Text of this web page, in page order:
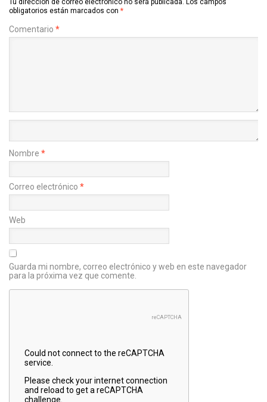
Tu dirección de correo electrónico no será publicada. Los campos
obligatorios están marcados con *
Comentario *
Nombre *
Correo electrónico *
Web
Guarda mi nombre, correo electrónico y web en este navegador
para la próxima vez que comente.